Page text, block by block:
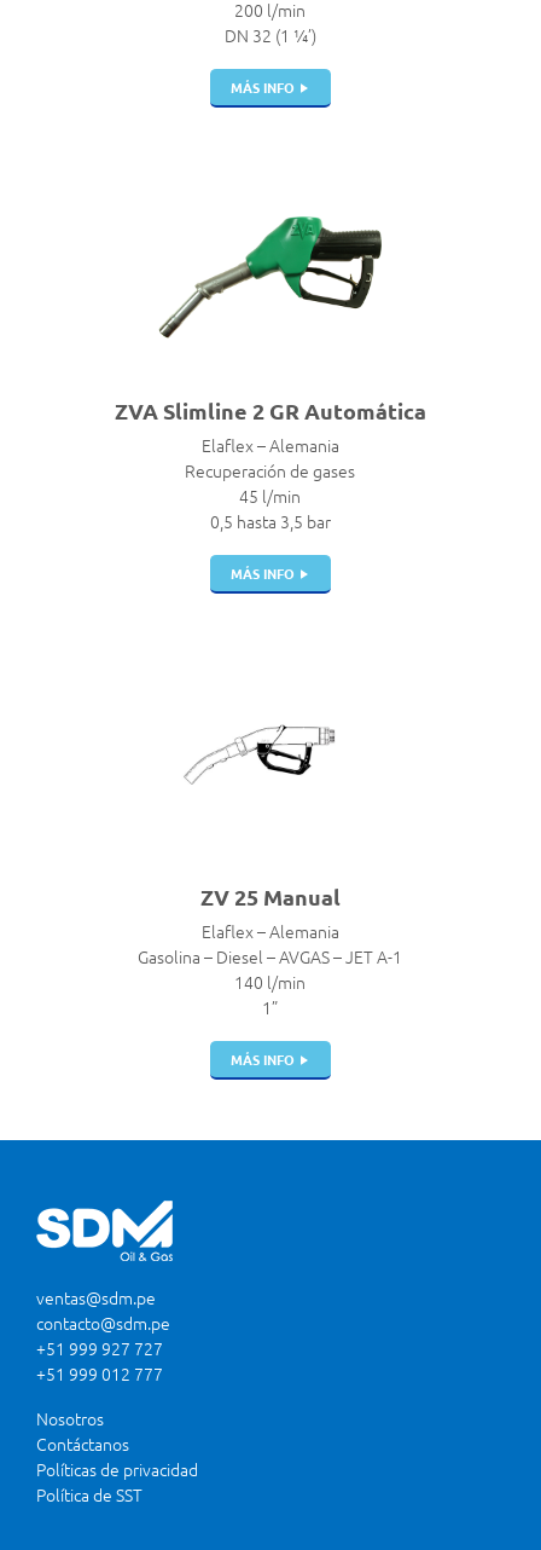
200 l/min
DN 32 (1 ¼’)
MÁS INFO
ZVA Slimline 2 GR Automática
Elaflex – Alemania
Recuperación de gases
45 l/min
0,5 hasta 3,5 bar
MÁS INFO
ZV 25 Manual
Elaflex – Alemania
Gasolina – Diesel – AVGAS – JET A-1
140 l/min
1”
MÁS INFO
ventas@sdm.pe
contacto@sdm.pe
+51 999 927 727
+51 999 012 777
Nosotros
Contáctanos
Políticas de privacidad
Política de SST